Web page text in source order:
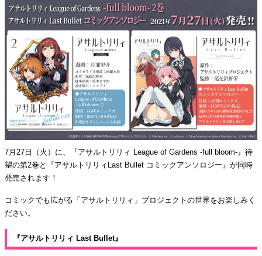
7月27日（火）に、『アサルトリリィ League of Gardens -full bloom-』待
望の第2巻と『アサルトリリィLast Bullet コミックアンソロジー』が同時
発売されます！
コミックでも広がる「アサルトリリィ」プロジェクトの世界をお楽しみく
ださい。
『アサルトリリィ Last Bullet』